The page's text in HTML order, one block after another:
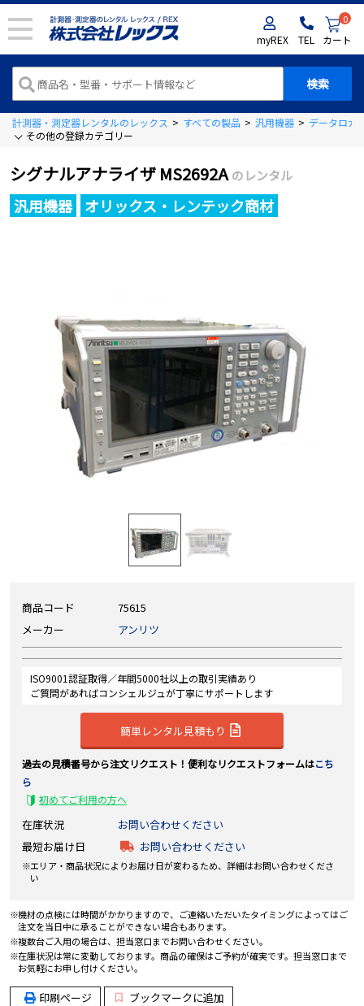
myREX TEL
0
カート
計測器・測定器レンタルのレックス > すべての製品 > 汎用機器 > データロガ
その他の登録カテゴリー
シグナルアナライザ MS2692A のレンタル
汎用機器 オリックス・レンテック商材
商品コード
75615
メーカー
アンリツ
ISO9001認証取得／年間5000社以上の取引実績あり
ご質問があればコンシェルジュが丁寧にサポートします
簡単レンタル見積もり
過去の見積番号から注文リクエスト！便利なリクエストフォームはこち
ら
初めてご利用の方へ
在庫状況
お問い合わせください
最短お届け日
お問い合わせください
エリア・商品状況によりお届け日が変わるため、詳細はお問い合わせくださ
い
機材の点検には時間がかかりますので、ご連絡いただいたタイミングによってはご
注文を当日中に承ることができない場合もあります。
複数台ご入用の場合は、担当窓口までお問い合わせください。
在庫状況は常に変動しております。商品の確保はご予約が確実です。担当窓口まで
お気軽にお申し付けください。
印刷ページ ブックマークに追加